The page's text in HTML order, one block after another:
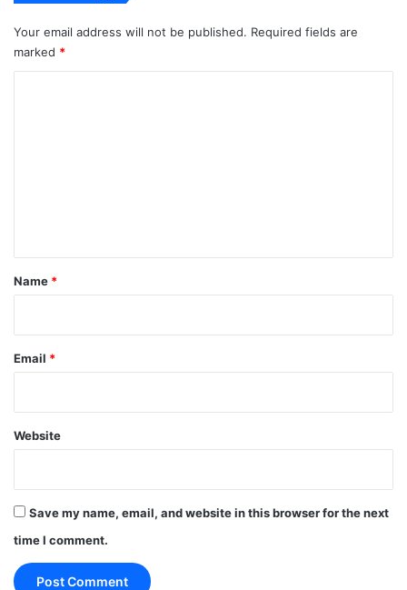
Your email address will not be published. Required fields are
marked *
*
Name *
Email *
Website
Save my name, email, and website in this browser for the next
time I comment.